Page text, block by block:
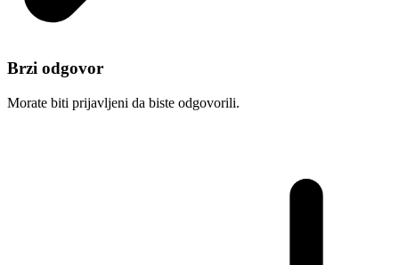
Brzi odgovor
Morate biti prijavljeni da biste odgovorili.